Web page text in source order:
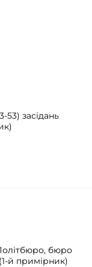
засідань
бюро
й примірник)